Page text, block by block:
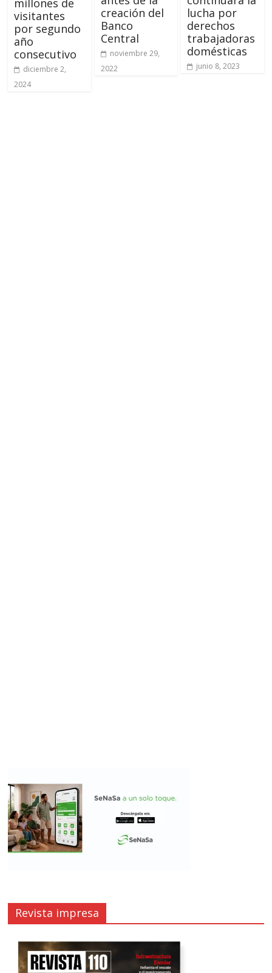
millones de
visitantes
por segundo
año
consecutivo
diciembre 2,
2024
creación del
Banco
Central
noviembre 29,
2022
lucha por
derechos
trabajadoras
domésticas
junio 8, 2023
Revista impresa